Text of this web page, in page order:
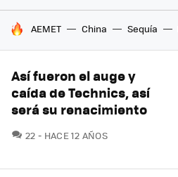
HOY SE HABLA DE
AEMET China Sequía
Así fueron el auge y
caída de Technics, así
será su renacimiento
22 COMENTARIOS
HACE 12 AÑOS